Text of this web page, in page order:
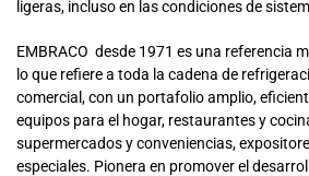
ligeras, incluso en las condiciones de
EMBRACO desde 1971 es una referencia
lo que refiere a toda la cadena de
comercial, con un portafolio amplio,
equipos para el hogar, restaurantes y
supermercados y conveniencias,
especiales. Pionera en promover el